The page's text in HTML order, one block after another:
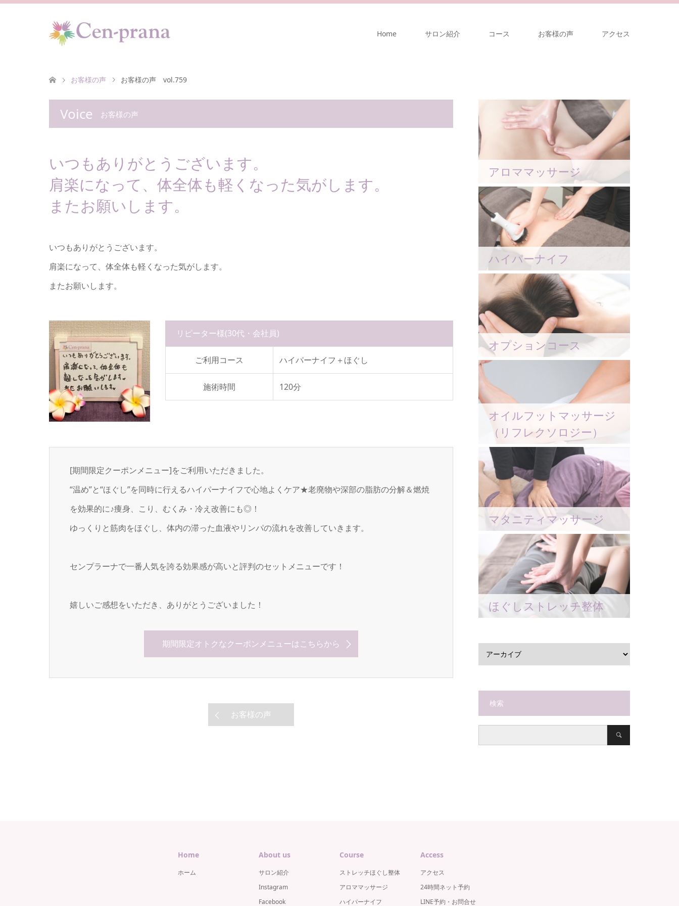
Home サロン紹介 コース お客様の声 アクセス
お客様の声 お客様の声 vol.759
Voice お客様の声
いつもありがとうございます。
肩楽になって、体全体も軽くなった気がします。
またお願いします。
いつもありがとうございます。
肩楽になって、体全体も軽くなった気がします。
またお願いします。
リピーター様(30代・会社員)
ご利用コース ハイパーナイフ＋ほぐし
施術時間 120分
[期間限定クーポンメニュー]をご利用いただきました。
“温め”と“ほぐし”を同時に行えるハイパーナイフで心地よくケア★老廃物や深部の脂肪の分解＆燃焼
を効果的に♪痩身、こり、むくみ・冷え改善にも◎！
ゆっくりと筋肉をほぐし、体内の滞った血液やリンパの流れを改善していきます。
センプラーナで一番人気を誇る効果感が高いと評判のセットメニューです！
嬉しいご感想をいただき、ありがとうございました！
期間限定オトクなクーポンメニューはこちらから
お客様の声
アロママッサージ
ハイパーナイフ
オプションコース
オイルフットマッサージ
（リフレクソロジー）
マタニティマッサージ
ほぐしストレッチ整体
検索
Home
ホーム
About us
サロン紹介
Instagram
Facebook
Course
ストレッチほぐし整体
アロママッサージ
ハイパーナイフ
Access
アクセス
24時間ネット予約
LINE予約・お問合せ